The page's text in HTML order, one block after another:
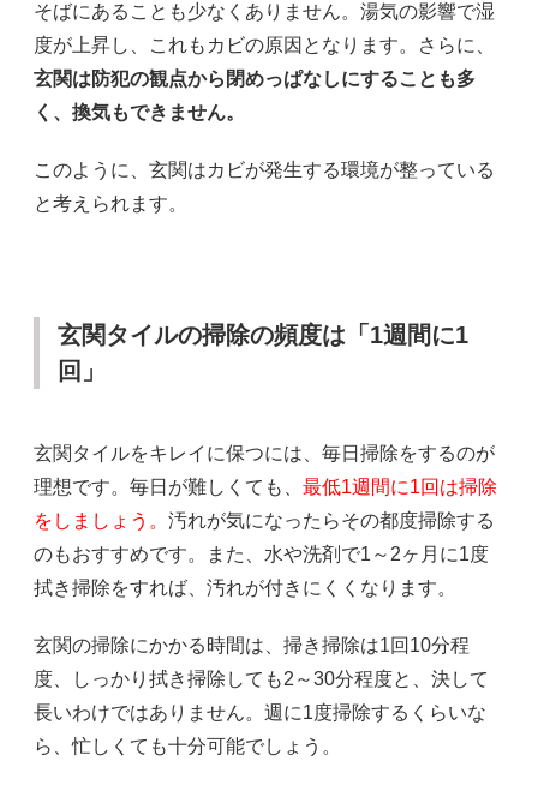
そばにあることも少なくありません。湯気の影響で湿
度が上昇し、これもカビの原因となります。さらに、
玄関は防犯の観点から閉めっぱなしにすることも多
く、換気もできません。
このように、玄関はカビが発生する環境が整っている
と考えられます。
玄関タイルの掃除の頻度は「1週間に1
回」
玄関タイルをキレイに保つには、毎日掃除をするのが
理想です。毎日が難しくても、 最低1週間に1回は掃除
をしましょう。 汚れが気になったらその都度掃除する
のもおすすめです。また、水や洗剤で1～2ヶ月に1度
拭き掃除をすれば、汚れが付きにくくなります。
玄関の掃除にかかる時間は、掃き掃除は1回10分程
度、しっかり拭き掃除しても2～30分程度と、決して
長いわけではありません。週に1度掃除するくらいな
ら、忙しくても十分可能でしょう。